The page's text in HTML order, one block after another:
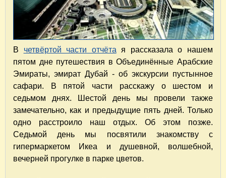
В четвёртой части отчёта я рассказала о нашем
пятом дне путешествия в Объединённые Арабские
Эмираты, эмират Дубай - об экскурсии пустынное
сафари. В пятой части расскажу о шестом и
седьмом днях. Шестой день мы провели также
замечательно, как и предыдущие пять дней. Только
одно расстроило наш отдых. Об этом позже.
Седьмой день мы посвятили знакомству с
гипермаркетом Икеа и душевной, волшебной,
вечерней прогулке в парке цветов.